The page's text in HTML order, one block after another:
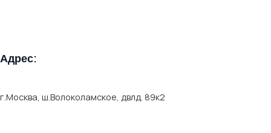
Адрес:
г.Москва, ш.Волоколамское, двлд. 89к2